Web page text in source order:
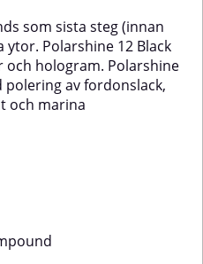
Mirka Polarshine 12Applicera en
liten mängd polermedel på vald
polerpad.Polera i låg hastighet till
önskad glans uppnås.Torka av
ytan med en ren
mikrofiberduk.Upprepa vid
23.0 %Viskositet: 20.5
cPProdukttyp: Polishing
som sista steg (innan
ytor. Polarshine 12 Black
hologram. Polarshine
polering av fordonslack,
och marina